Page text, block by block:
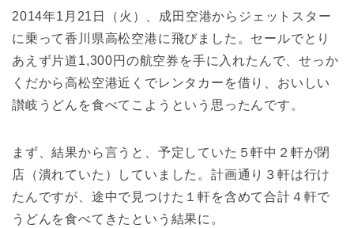
2014年1月21日（火）、成田空港からジェットスター
に乗って香川県高松空港に飛びました。セールでとり
あえず片道1,300円の航空券を手に入れたんで、せっか
くだから高松空港近くでレンタカーを借り、おいしい
讃岐うどんを食べてこようという思ったんです。
まず、結果から言うと、予定していた５軒中２軒が閉
店（潰れていた）していました。計画通り３軒は行け
たんですが、途中で見つけた１軒を含めて合計４軒で
うどんを食べてきたという結果に。